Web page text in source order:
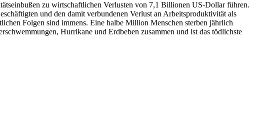
zu wirtschaftlichen Verlusten von 7,1 Billionen US-Dollar führen.
und den damit verbundenen Verlust an Arbeitsproduktivität als
Folgen sind immens. Eine halbe Million Menschen sterben jährlich
Hurrikane und Erdbeben zusammen und ist das tödlichste